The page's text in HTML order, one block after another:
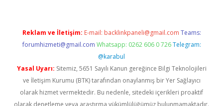
Reklam ve İletişim: E-mail: backlinkpaneli@gmail.com Teams:
forumhizmeti@gmail.com Whatsapp: 0262 606 0 726 Telegram:
@karabul
Yasal Uyarı: Sitemiz, 5651 Sayılı Kanun gereğince Bilgi Teknolojileri
ve İletişim Kurumu (BTK) tarafından onaylanmış bir Yer Sağlayıcı
olarak hizmet vermektedir. Bu nedenle, sitedeki içerikleri proaktif
olarak denetleme veya araştırma yükümlülüğümüz bulunmamaktadır.